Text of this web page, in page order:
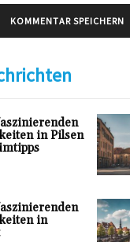
in Pilsen
in